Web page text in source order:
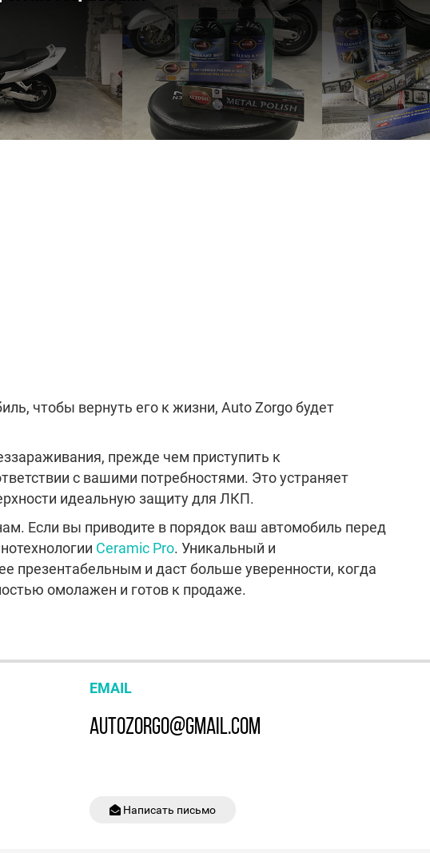
чтобы вернуть его к жизни, Auto Zorgo будет
прежде чем приступить к
с вашими потребностями. Это устраняет
идеальную защиту для ЛКП.
Если вы приводите в порядок ваш автомобиль перед
Ceramic Pro. Уникальный и
презентабельным и даст больше уверенности, когда
омолажен и готов к продаже.
EMAIL
AUTOZORGO@GMAIL.COM
Написать письмо